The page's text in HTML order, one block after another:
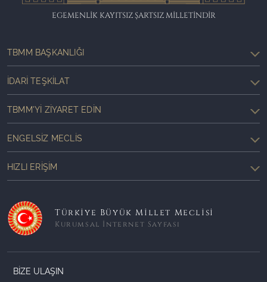
EGEMENLİK KAYITSIZ ŞARTSIZ MİLLETİNDİR
TBMM BAŞKANLIĞI
İDARI TEŞKILAT
TBMM'YI ZIYARET EDIN
ENGELSIZ MECLIS
HIZLI ERIŞIM
Türkiye Büyük Millet Meclisi
Kurumsal İnternet Sayfası
BİZE ULAŞIN